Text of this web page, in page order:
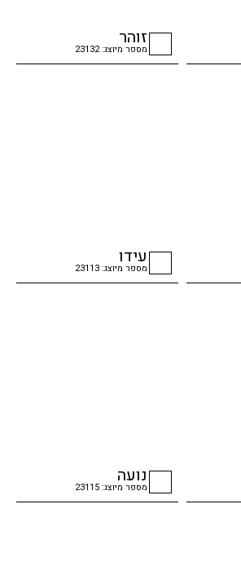
זוהר
מספר מיוצג: 23132
עידו
מספר מיוצג: 23113
נועה
מספר מיוצג: 23115